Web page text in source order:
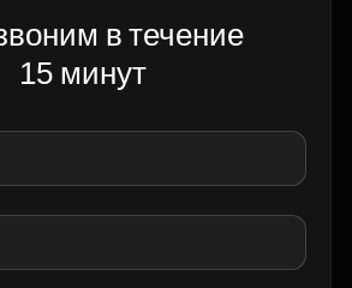
в течение
15 минут